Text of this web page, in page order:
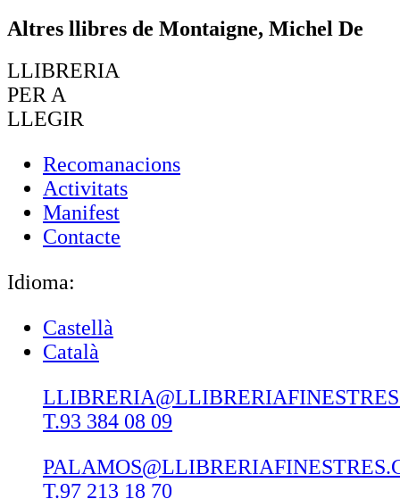
Altres llibres de Montaigne, Michel De
LLIBRERIA
PER A
LLEGIR
Recomanacions
Activitats
Manifest
Contacte
Idioma:
Castellà
Català
T.93 384 08 09
T.97 213 18 70